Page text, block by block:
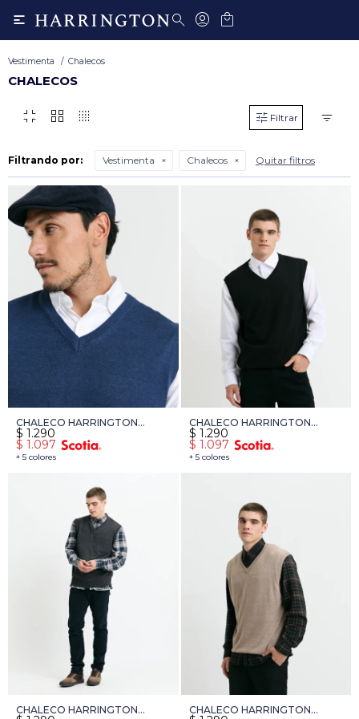

Vestimenta Chalecos
CHALECOS
fullscreen_exit grid_view transition_dissolve
Filtrando por: Vestimenta Chalecos Quitar filtros
CHALECO HARRINGTON
LABEL - AZUL PIEDRA
+ 5 colores
$ 1.290
$ 1.097
CHALECO HARRINGTON
LABEL - NEGRO
+ 5 colores
$ 1.290
$ 1.097
CHALECO HARRINGTON
CHALECO HARRINGTON